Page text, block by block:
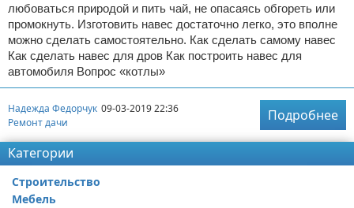
любоваться природой и пить чай, не опасаясь обгореть или
промокнуть. Изготовить навес достаточно легко, это вполне
можно сделать самостоятельно. Как сделать самому навес
Как сделать навес для дров Как построить навес для
автомобиля Вопрос «котлы»
Надежда Федорчук 09-03-2019 22:36
Ремонт дачи
Подробнее
Категории
Строительство
Мебель